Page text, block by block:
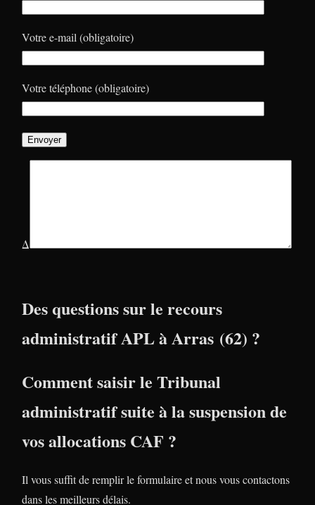
Votre e-mail (obligatoire)
Votre téléphone (obligatoire)
Δ
Des questions sur le recours
administratif APL à Arras (62) ?
Comment saisir le Tribunal
administratif suite à la suspension de
vos allocations CAF ?
Il vous suffit de remplir le formulaire et nous vous contactons
dans les meilleurs délais.